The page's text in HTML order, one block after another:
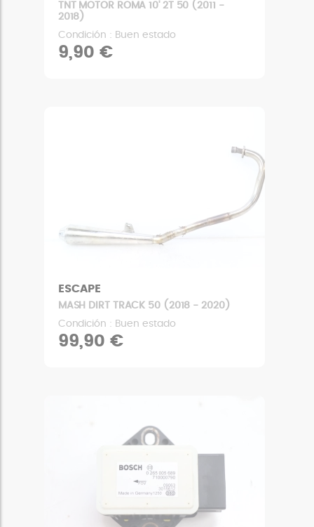
TNT MOTOR ROMA 10' 2T 50 (2011 -
2018)
Condición : Buen estado
9,90 €
ESCAPE
MASH DIRT TRACK 50 (2018 - 2020)
Condición : Buen estado
99,90 €